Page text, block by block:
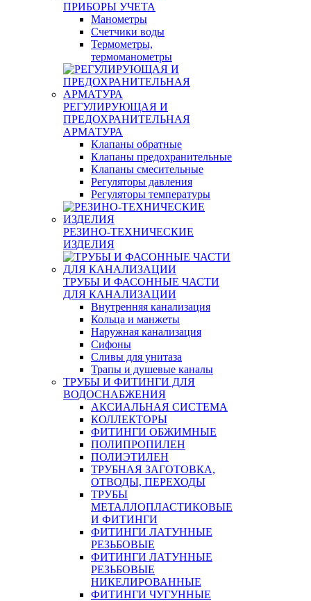
ПРИБОРЫ УЧЕТА
Манометры
Счетчики воды
Термометры,
термоманометры
РЕГУЛИРУЮЩАЯ И
ПРЕДОХРАНИТЕЛЬНАЯ
АРМАТУРА
Клапаны обратные
Клапаны предохранительные
Клапаны смесительные
Регуляторы давления
Регуляторы температуры
РЕЗИНО-ТЕХНИЧЕСКИЕ
ИЗДЕЛИЯ
ТРУБЫ И ФАСОННЫЕ ЧАСТИ
ДЛЯ КАНАЛИЗАЦИИ
Внутренняя канализация
Кольца и манжеты
Наружная канализация
Сифоны
Сливы для унитаза
Трапы и душевые каналы
ТРУБЫ И ФИТИНГИ ДЛЯ
ВОДОСНАБЖЕНИЯ
АКСИАЛЬНАЯ СИСТЕМА
КОЛЛЕКТОРЫ
ФИТИНГИ ОБЖИМНЫЕ
ПОЛИПРОПИЛЕН
ПОЛИЭТИЛЕН
ТРУБНАЯ ЗАГОТОВКА,
ОТВОДЫ, ПЕРЕХОДЫ
ТРУБЫ
МЕТАЛЛОПЛАСТИКОВЫЕ
И ФИТИНГИ
ФИТИНГИ ЛАТУННЫЕ
РЕЗЬБОВЫЕ
ФИТИНГИ ЛАТУННЫЕ
РЕЗЬБОВЫЕ
НИКЕЛИРОВАННЫЕ
ФИТИНГИ ЧУГУННЫЕ